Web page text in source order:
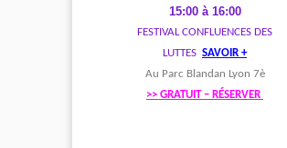
15:00 à 16:00
FESTIVAL CONFLUENCES DES
LUTTES SAVOIR +
Au Parc Blandan Lyon 7è
>> GRATUIT – RÉSERVER